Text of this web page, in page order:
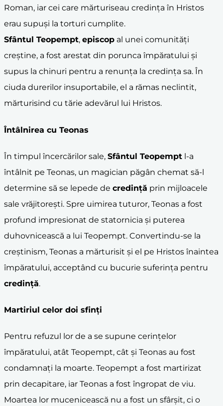
Roman, iar cei care mărturiseau credința în Hristos
erau supuși la torturi cumplite.
Sfântul Teopempt, episcop al unei comunități
creștine, a fost arestat din porunca împăratului și
supus la chinuri pentru a renunța la credința sa. În
ciuda durerilor insuportabile, el a rămas neclintit,
mărturisind cu tărie adevărul lui Hristos.
Întâlnirea cu Teonas
În timpul încercărilor sale, Sfântul Teopempt l-a
întâlnit pe Teonas, un magician păgân chemat să-l
determine să se lepede de credință prin mijloacele
sale vrăjitorești. Spre uimirea tuturor, Teonas a fost
profund impresionat de statornicia și puterea
duhovnicească a lui Teopempt. Convertindu-se la
creștinism, Teonas a mărturisit și el pe Hristos înaintea
împăratului, acceptând cu bucurie suferința pentru
credință.
Martiriul celor doi sfinți
Pentru refuzul lor de a se supune cerințelor
împăratului, atât Teopempt, cât și Teonas au fost
condamnați la moarte. Teopempt a fost martirizat
prin decapitare, iar Teonas a fost îngropat de viu.
Moartea lor mucenicească nu a fost un sfârșit, ci o